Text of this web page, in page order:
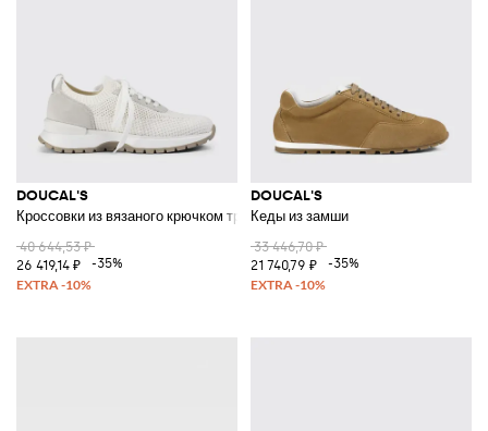
DOUCAL'S
Кроссовки из вязаного крючком трикотажа и замши
40 644,53 ₽
26 419,14 ₽
-35%
DOUCAL'S
Кеды из замши
33 446,70 ₽
21 740,79 ₽
-35%